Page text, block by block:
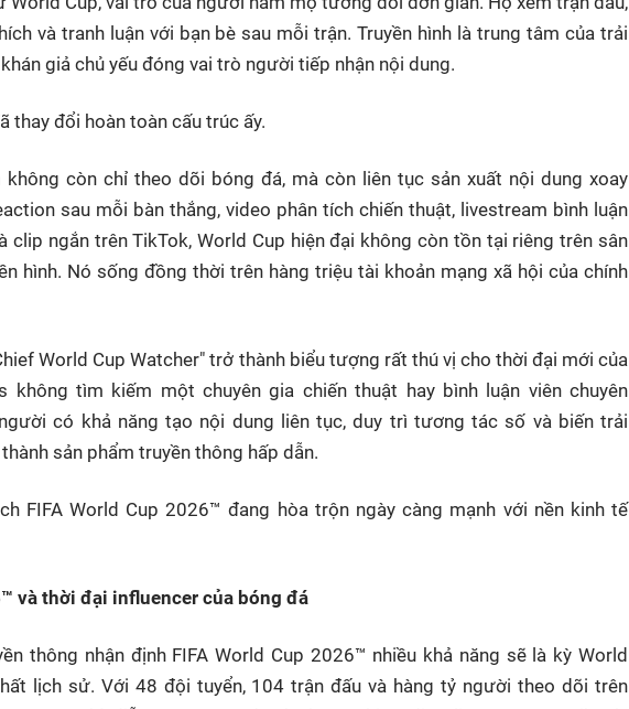
và tranh luận với bạn bè sau mỗi trận. Truyền hình là trung tâm của trải
giả chủ yếu đóng vai trò người tiếp nhận nội dung.
thay đổi hoàn toàn cấu trúc ấy.
không còn chỉ theo dõi bóng đá, mà còn liên tục sản xuất nội dung xoay
sau mỗi bàn thắng, video phân tích chiến thuật, livestream bình luận
clip ngắn trên TikTok, World Cup hiện đại không còn tồn tại riêng trên sân
hình. Nó sống đồng thời trên hàng triệu tài khoản mạng xã hội của chính
World Cup Watcher" trở thành biểu tượng rất thú vị cho thời đại mới của
không tìm kiếm một chuyên gia chiến thuật hay bình luận viên chuyên
có khả năng tạo nội dung liên tục, duy trì tương tác số và biến trải
sản phẩm truyền thông hấp dẫn.
FIFA World Cup 2026™ đang hòa trộn ngày càng mạnh với nền kinh tế
và thời đại influencer của bóng đá
thông nhận định FIFA World Cup 2026™ nhiều khả năng sẽ là kỳ World
lịch sử. Với 48 đội tuyển, 104 trận đấu và hàng tỷ người theo dõi trên